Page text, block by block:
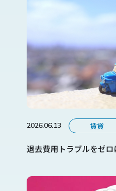
2026.06.13 賃貸
退去費用トラブルをゼ